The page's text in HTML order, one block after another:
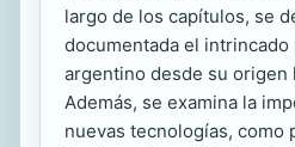
largo de los capítulos, se
documentada el
argentino desde su origen
Además, se examina la
nuevas tecnologías, como